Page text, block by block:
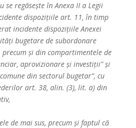
se regăsește în Anexa II a Legii
dispozițiile art. 11, în timp
incidente dispozițiile Anexei
bugetare de subordonare
și din compartimentele de
aprovizionare și investiții” și
din sectorul bugetar”, cu
art. 38, alin. (3), lit. a) din
de mai sus, precum și faptul că